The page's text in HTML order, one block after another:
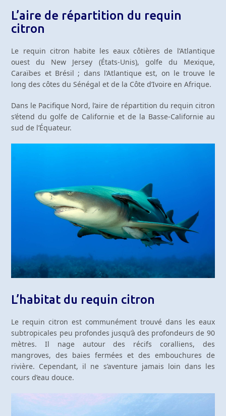
L’aire de répartition du requin
citron
Le requin citron habite les eaux côtières de l’Atlantique
ouest du New Jersey (États-Unis), golfe du Mexique,
Caraïbes et Brésil ; dans l’Atlantique est, on le trouve le
long des côtes du Sénégal et de la Côte d’Ivoire en Afrique.
Dans le Pacifique Nord, l’aire de répartition du requin citron
s’étend du golfe de Californie et de la Basse-Californie au
sud de l’Équateur.
L’habitat du requin citron
Le requin citron est communément trouvé dans les eaux
subtropicales peu profondes jusqu’à des profondeurs de 90
mètres. Il nage autour des récifs coralliens, des
mangroves, des baies fermées et des embouchures de
rivière. Cependant, il ne s’aventure jamais loin dans les
cours d’eau douce.